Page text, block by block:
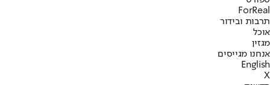
ForReal
תרבות ובידור
אוכל
מגזין
אנחנו מגייסים
English
X